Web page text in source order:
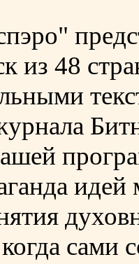
из 48
идей
сами